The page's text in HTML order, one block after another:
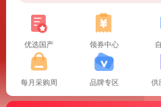
优选国产 领券中心
每月采购周 品牌专区 供